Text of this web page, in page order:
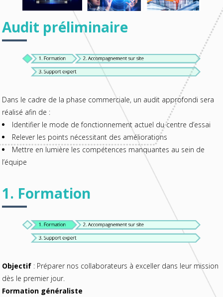
Audit préliminaire
Dans le cadre de la phase commerciale, un audit approfondi sera
réalisé afin de :
Identifier le mode de fonctionnement actuel du centre d’essai
Relever les points nécessitant des améliorations
Mettre en lumière les compétences manquantes au sein de
l’équipe
1. Formation
Objectif : Préparer nos collaborateurs à exceller dans leur mission
dès le premier jour.
Formation généraliste